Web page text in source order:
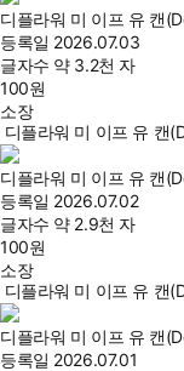
디플라워 미 이프 유 캔
등록일 2026.07.03
글자수 약 3.2천 자
100원
소장
디플라워 미 이프 유 캔
디플라워 미 이프 유 캔
등록일 2026.07.02
글자수 약 2.9천 자
100원
소장
디플라워 미 이프 유 캔
디플라워 미 이프 유 캔
등록일 2026.07.01